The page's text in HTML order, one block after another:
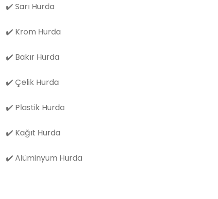
✔️ Sarı Hurda
✔️ Krom Hurda
✔️ Bakır Hurda
✔️ Çelik Hurda
✔️ Plastik Hurda
✔️ Kağıt Hurda
✔️ Alüminyum Hurda